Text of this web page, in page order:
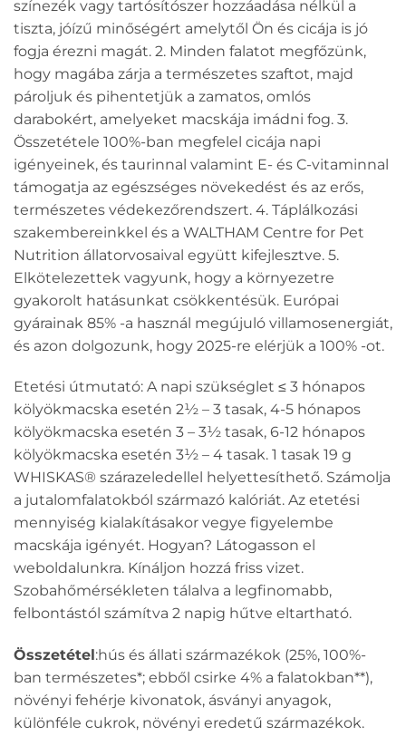
színezék vagy tartósítószer hozzáadása nélkül a
tiszta, jóízű minőségért amelytől Ön és cicája is jó
fogja érezni magát. 2. Minden falatot megfőzünk,
hogy magába zárja a természetes szaftot, majd
pároljuk és pihentetjük a zamatos, omlós
darabokért, amelyeket macskája imádni fog. 3.
Összetétele 100%-ban megfelel cicája napi
igényeinek, és taurinnal valamint E- és C-vitaminnal
támogatja az egészséges növekedést és az erős,
természetes védekezőrendszert. 4. Táplálkozási
szakembereinkkel és a WALTHAM Centre for Pet
Nutrition állatorvosaival együtt kifejlesztve. 5.
Elkötelezettek vagyunk, hogy a környezetre
gyakorolt hatásunkat csökkentésük. Európai
gyárainak 85% -a használ megújuló villamosenergiát,
és azon dolgozunk, hogy 2025-re elérjük a 100% -ot.
Etetési útmutató: A napi szükséglet ≤ 3 hónapos
kölyökmacska esetén 2½ – 3 tasak, 4-5 hónapos
kölyökmacska esetén 3 – 3½ tasak, 6-12 hónapos
kölyökmacska esetén 3½ – 4 tasak. 1 tasak 19 g
WHISKAS® szárazeledellel helyettesíthető. Számolja
a jutalomfalatokból származó kalóriát. Az etetési
mennyiség kialakításakor vegye figyelembe
macskája igényét. Hogyan? Látogasson el
weboldalunkra. Kínáljon hozzá friss vizet.
Szobahőmérsékleten tálalva a legfinomabb,
felbontástól számítva 2 napig hűtve eltartható.
Összetétel :hús és állati származékok (25%, 100%-
ban természetes*; ebből csirke 4% a falatokban**),
növényi fehérje kivonatok, ásványi anyagok,
különféle cukrok, növényi eredetű származékok.